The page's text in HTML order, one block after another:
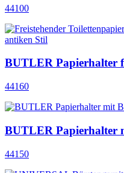
44100
BUTLER Papierhalter
44160
BUTLER Papierhalter
44150